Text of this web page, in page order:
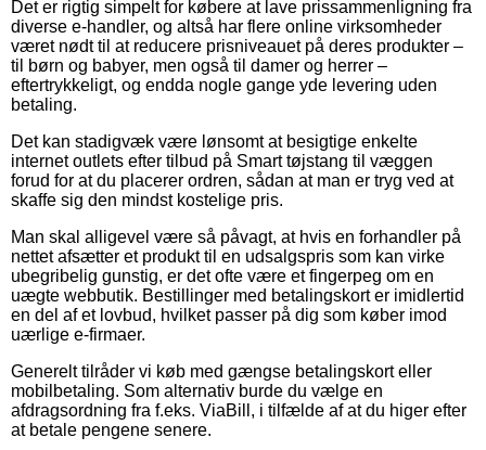
Det er rigtig simpelt for købere at lave prissammenligning fra
diverse e-handler, og altså har flere online virksomheder
været nødt til at reducere prisniveauet på deres produkter –
til børn og babyer, men også til damer og herrer –
eftertrykkeligt, og endda nogle gange yde levering uden
betaling.
Det kan stadigvæk være lønsomt at besigtige enkelte
internet outlets efter tilbud på Smart tøjstang til væggen
forud for at du placerer ordren, sådan at man er tryg ved at
skaffe sig den mindst kostelige pris.
Man skal alligevel være så påvagt, at hvis en forhandler på
nettet afsætter et produkt til en udsalgspris som kan virke
ubegribelig gunstig, er det ofte være et fingerpeg om en
uægte webbutik. Bestillinger med betalingskort er imidlertid
en del af et lovbud, hvilket passer på dig som køber imod
uærlige e-firmaer.
Generelt tilråder vi køb med gængse betalingskort eller
mobilbetaling. Som alternativ burde du vælge en
afdragsordning fra f.eks. ViaBill, i tilfælde af at du higer efter
at betale pengene senere.